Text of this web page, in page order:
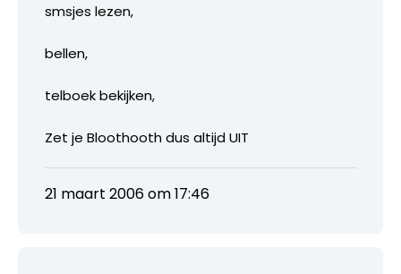
smsjes lezen,
bellen,
telboek bekijken,
Zet je Bloothooth dus altijd UIT
21 maart 2006 om 17:46